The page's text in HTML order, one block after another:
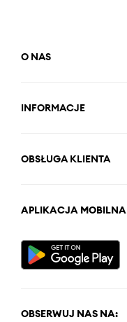
O NAS
INFORMACJE
OBSŁUGA KLIENTA
APLIKACJA MOBILNA
OBSERWUJ NAS NA: